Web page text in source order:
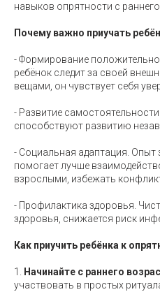
навыков опрятности с
Почему важно приучать
- Формирование
ребёнок следит за своей
вещами, он чувствует себя
- Развитие
способствуют развитию
- Социальная адаптация. Опыт
помогает лучше
взрослыми, избежать
- Профилактика здоровья.
здоровья, снижается риск
Как приучить ребёнка к
1. Начинайте с раннего
участвовать в простых